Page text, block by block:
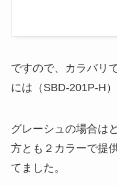
ですので、カラバリ
には（SBD-201P-H）
グレーシュの場合は
方とも２カラーで提
てました。